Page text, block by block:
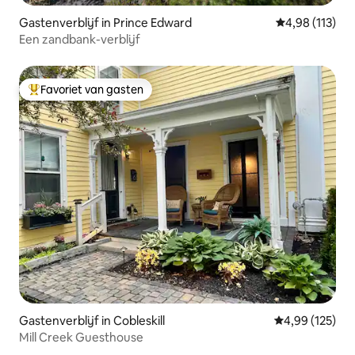
Gastenverblijf in Prince Edward Gemiddelde
4,98 (113)
Een zandbank-verblijf
Topfavoriet van gasten
Favoriet van gasten
Gastenverblijf in Cobleskill Gemiddelde
4,99 (125)
Mill Creek Guesthouse